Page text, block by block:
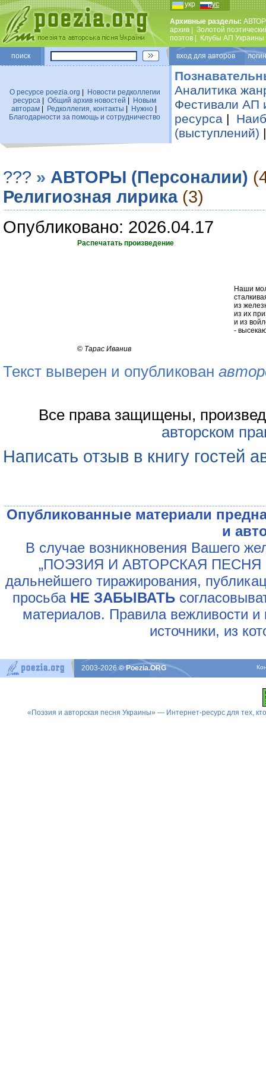
укр рус
Архивные разделы:
архив
Золотой
поэтов
Клубы АП Украины
поиск вход для авторов
О ресурсе poezia.org
Новости редколлегии
ресурса
Общий архив новостей
Новым
авторам| Редколлегия, контакты Нужно|
Благодарности за помощь и сотрудничество
Аналитика
Фестивали АП
ресурса |
(выступлений)
??? » АВТОРЫ (Персоналии)
Религиозная лирика (3)
Опубликовано: 2026.04.17
Распечатать произведение
Наши
из
из их
и из
-
© Тарас Иванив
Текст выверен и опубликован
Все права защищены,
авторском
Написать отзыв в книгу гостей
Опубликованные материали
и
В случае возникновения Вашего
„ПОЭЗИЯ И АВТОРСКАЯ ПЕСНЯ
дальнейшего тиражирования,
просьба НЕ ЗАБЫВАТЬ
материалов. Правила вежливости и
источники, из
2003-2026© Poezia.ORG
«Поэзия и авторская песня Украины» — Интернет-ресурс для тех,